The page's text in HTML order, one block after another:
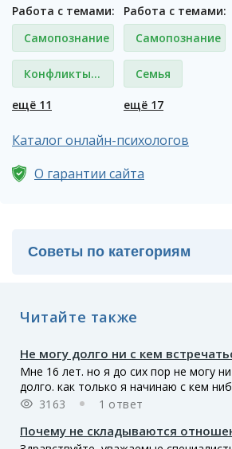
Работа с темами:
Самопознание
Конфликты
на работе
ещё 11
Работа с темами:
Самопознание
Семья
ещё 17
Каталог онлайн-психологов
О гарантии сайта
Читайте также
Не могу долго ни с кем
Мне 16 лет. но я до сих пор не могу
долго. как только я начинаю с кем
3163
1 ответ
Почему не складываются